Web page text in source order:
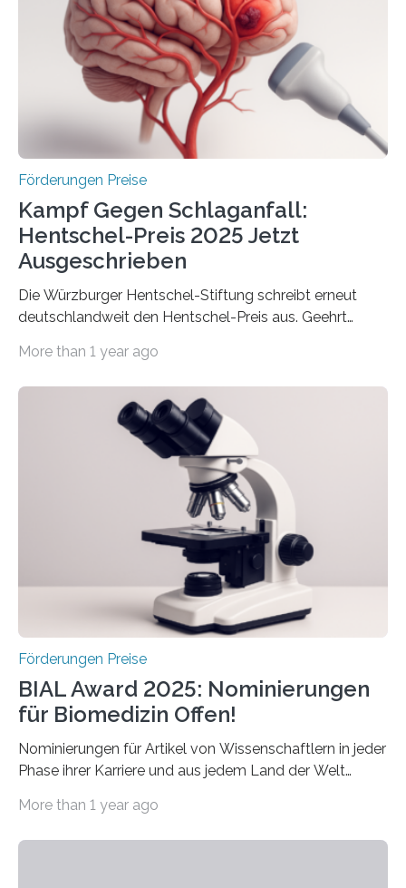
Innovationsprogramm Mittelstand (ZIM) und
Innovationskompetenz INNO-KOM. Auf dem
Innovationstag Mittelstand 2025 am 5. Juni 2025 in
Berlin überbrachte das Bundesministerium für
Wirtschaft und Energie eine gute Nachricht:
Überplanmäßige Verpflichtungsermächtigungen in
Förderungen Preise
Kampf Gegen Schlaganfall:
Hentschel-Preis 2025 Jetzt
Ausgeschrieben
Die Würzburger Hentschel-Stiftung schreibt erneut
deutschlandweit den Hentschel-Preis aus. Geehrt
hochrangige wissenschaftliche Publikation zum Thema
Schlaganfall“ mit Sitz in Würzburg fördert die
Schlaganfallforschung, um die Behandlung der
Betroffenen zu verbessern. Dazu schreibt sie auch in
diesem Jahr wieder deutschlandweit den Hentschel-
Preis aus. Er richtet sich gezielt an jüngere
Forscherinnen und Forscher unter 40 Jahren. Geehrt
werden soll eine herausragende Doktorarbeit oder eine
hochrangige wissenschaftliche Publikation zum Thema
More than 1 year ago
Förderungen Preise
BIAL Award 2025: Nominierungen
für Biomedizin Offen!
Nominierungen für Artikel von Wissenschaftlern in jeder
Phase ihrer Karriere und aus jedem Land der Welt
Leben gerufen, um die bemerkenswertesten
More than 1 year ago